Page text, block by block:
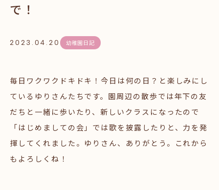
で！
2023.04.20 幼稚園日記
毎日ワクワクドキドキ！今日は何の日？と楽しみにし
ているゆりさんたちです。園周辺の散歩では年下の友
だちと一緒に歩いたり、新しいクラスになったので
「はじめましての会」では歌を披露したりと、力を発
揮してくれました。ゆりさん、ありがとう。これから
もよろしくね！